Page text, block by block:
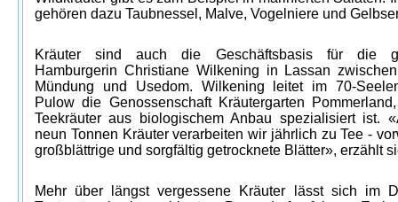
gehören dazu Taubnessel, Malve, Vogelniere und
Kräuter sind auch die Geschäftsbasis für die
Hamburgerin Christiane Wilkening in Lassan
Mündung und Usedom. Wilkening leitet im 70-
Pulow die Genossenschaft Kräutergarten
Teekräuter aus biologischem Anbau spezialisiert ist.
neun Tonnen Kräuter verarbeiten wir jährlich zu Tee -
großblättrige und sorgfältig getrocknete Blätter», erzählt
Mehr über längst vergessene Kräuter lässt sich im